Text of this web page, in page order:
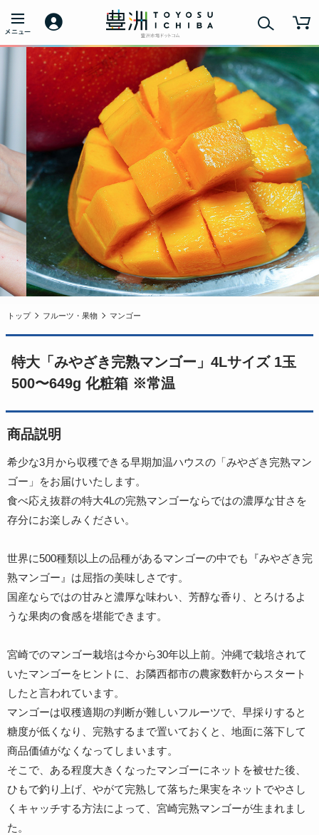
トップ フルーツ・果物 マンゴー
特大「みやざき完熟マンゴー」4Lサイズ 1玉
500〜649g 化粧箱 ※常温
商品説明
希少な3月から収穫できる早期加温ハウスの「みやざき完熟マン
ゴー」をお届けいたします。
食べ応え抜群の特大4Lの完熟マンゴーならではの濃厚な甘さを
存分にお楽しみください。
世界に500種類以上の品種があるマンゴーの中でも『みやざき完
熟マンゴー』は屈指の美味しさです。
国産ならではの甘みと濃厚な味わい、芳醇な香り、とろけるよ
うな果肉の食感を堪能できます。
宮崎でのマンゴー栽培は今から30年以上前。沖縄で栽培されて
いたマンゴーをヒントに、お隣西都市の農家数軒からスタート
したと言われています。
マンゴーは収穫適期の判断が難しいフルーツで、早採りすると
糖度が低くなり、完熟するまで置いておくと、地面に落下して
商品価値がなくなってしまいます。
そこで、ある程度大きくなったマンゴーにネットを被せた後、
ひもで釣り上げ、やがて完熟して落ちた果実をネットでやさし
くキャッチする方法によって、宮崎完熟マンゴーが生まれまし
た。